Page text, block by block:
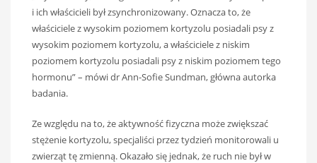
i ich właścicieli był zsynchronizowany. Oznacza to, że
właściciele z wysokim poziomem kortyzolu posiadali psy z
wysokim poziomem kortyzolu, a właściciele z niskim
poziomem kortyzolu posiadali psy z niskim poziomem tego
hormonu” – mówi dr Ann-Sofie Sundman, główna autorka
badania.
Ze względu na to, że aktywność fizyczna może zwiększać
stężenie kortyzolu, specjaliści przez tydzień monitorowali u
zwierząt tę zmienną. Okazało się jednak, że ruch nie był w